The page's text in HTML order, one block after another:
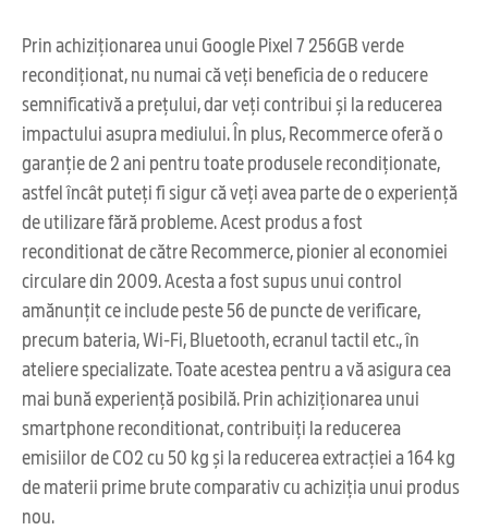
Prin achiziționarea unui Google Pixel 7 256GB verde
recondiționat, nu numai că veți beneficia de o reducere
semnificativă a prețului, dar veți contribui și la reducerea
impactului asupra mediului. În plus, Recommerce oferă o
garanție de 2 ani pentru toate produsele recondiționate,
astfel încât puteți fi sigur că veți avea parte de o experiență
de utilizare fără probleme. Acest produs a fost
reconditionat de către Recommerce, pionier al economiei
circulare din 2009. Acesta a fost supus unui control
amănunțit ce include peste 56 de puncte de verificare,
precum bateria, Wi-Fi, Bluetooth, ecranul tactil etc., în
ateliere specializate. Toate acestea pentru a vă asigura cea
mai bună experiență posibilă. Prin achiziționarea unui
smartphone reconditionat, contribuiți la reducerea
emisiilor de CO2 cu 50 kg și la reducerea extracției a 164 kg
de materii prime brute comparativ cu achiziția unui produs
nou.